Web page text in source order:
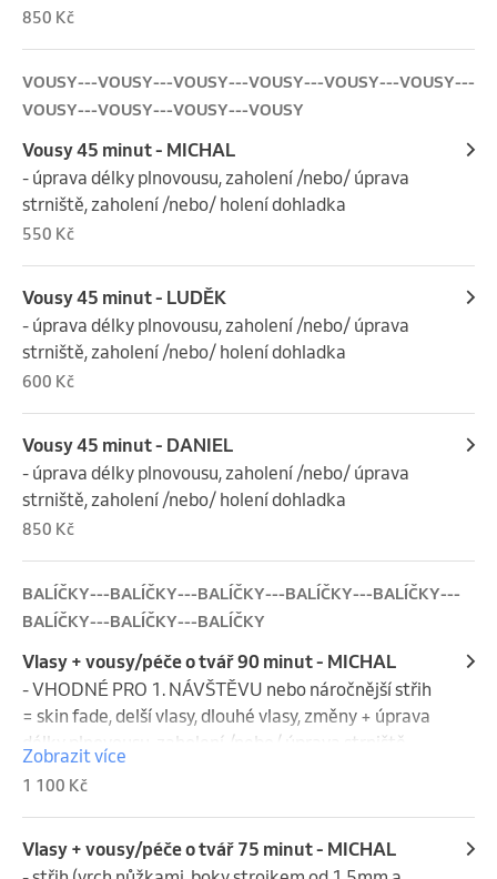
850 Kč
VOUSY---VOUSY---VOUSY---VOUSY---VOUSY---VOUSY---
VOUSY---VOUSY---VOUSY---VOUSY
Vousy 45 minut - MICHAL
- úprava délky plnovousu, zaholení /nebo/ úprava
strniště, zaholení /nebo/ holení dohladka
550 Kč
Vousy 45 minut - LUDĚK
- úprava délky plnovousu, zaholení /nebo/ úprava
strniště, zaholení /nebo/ holení dohladka
600 Kč
Vousy 45 minut - DANIEL
- úprava délky plnovousu, zaholení /nebo/ úprava
strniště, zaholení /nebo/ holení dohladka
850 Kč
BALÍČKY---BALÍČKY---BALÍČKY---BALÍČKY---BALÍČKY---
BALÍČKY---BALÍČKY---BALÍČKY
Vlasy + vousy/péče o tvář 90 minut - MICHAL
- VHODNÉ PRO 1. NÁVŠTĚVU nebo náročnější střih
= skin fade, delší vlasy, dlouhé vlasy, změny + úprava
délky plnovousu, zaholení /nebo/ úprava strniště,
zaholení /nebo/ holení dohladka
- vousy lze nahradit za relaxační péči o tvář(peeling,
hydratační krém, masáž a sérům na vrásky)
- mytí před i po službě
Zobrazit více
1 100 Kč
Vlasy + vousy/péče o tvář 75 minut - MICHAL